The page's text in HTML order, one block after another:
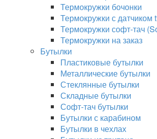
Термокружки бочонки
Термокружки с датчиком
Термокружки софт-тач
Термокружки на заказ
Бутылки
Пластиковые бутылки
Металлические бутылки
Стеклянные бутылки
Складные бутылки
Софт-тач бутылки
Бутылки с карабином
Бутылки в чехлах